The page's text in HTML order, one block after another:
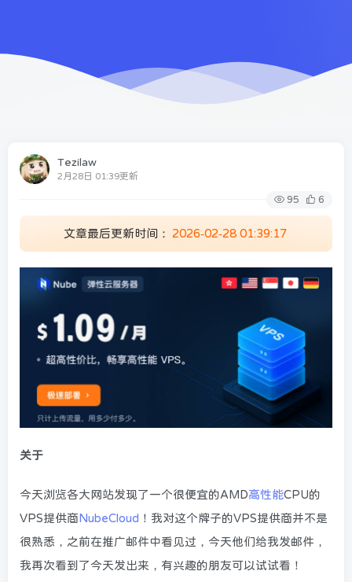
Tezilaw
2月28日 01:39更新
95 6
文章最后更新时间： 2026-02-28 01:39:17
关于
今天浏览各大网站发现了一个很便宜的AMD高性能CPU的
VPS提供商NubeCloud ！我对这个牌子的VPS提供商并不是
很熟悉，之前在推广邮件中看见过，今天他们给我发邮件，
我再次看到了今天发出来，有兴趣的朋友可以试试看！